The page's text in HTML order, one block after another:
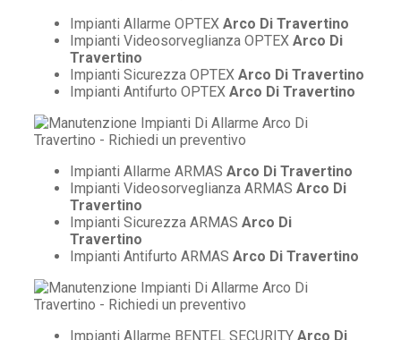
Impianti Allarme OPTEX Arco Di Travertino
Impianti Videosorveglianza OPTEX Arco Di
Travertino
Impianti Sicurezza OPTEX Arco Di Travertino
Impianti Antifurto OPTEX Arco Di Travertino
Impianti Allarme ARMAS Arco Di Travertino
Impianti Videosorveglianza ARMAS Arco Di
Travertino
Impianti Sicurezza ARMAS Arco Di
Travertino
Impianti Antifurto ARMAS Arco Di Travertino
Impianti Allarme BENTEL SECURITY Arco Di